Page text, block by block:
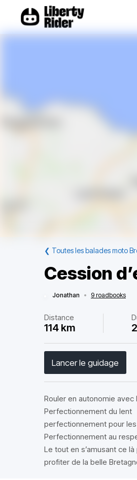
❮ Toutes les balades moto
Cession
Jonathan • 9 roadbooks
Distance
114 km
Lancer le guidage
Rouler en autonomie
Perfectionnement du lent
perfectionnement pour
Perfectionnement au
Le tout en s’amusant ce
profiter de la belle